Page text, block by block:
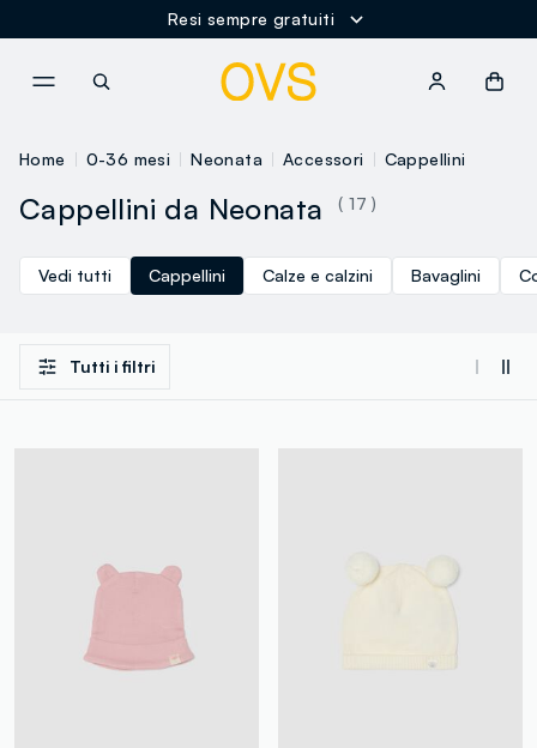
Resi sempre gratuiti
Home 0-36 mesi Neonata Accessori Cappellini
Cappellini da Neonata ( 17 )
Vedi tutti Cappellini Calze e calzini Bavaglini
Tutti i filtri